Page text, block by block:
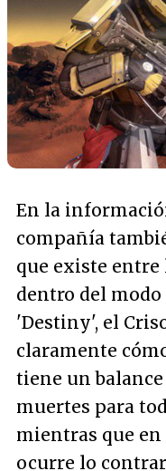
En la
compañía
que existe entre
dentro del
'Destiny', el
claramente
tiene un
muertes para
mientras que en
ocurre lo